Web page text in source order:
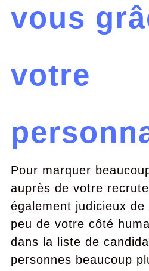
vous
votre
Pour marquer
auprès de votre
également judicieux
peu de votre côté
dans la liste de
personnes beaucoup